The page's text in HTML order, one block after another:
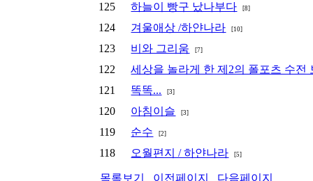
125 하늘이 빵구 났나부다 [8]
124 겨울애상 /하얀나라 [10]
123 비와 그리움 [7]
122
세상을 놀라게 한 제2의 폴포츠 수전
121
똑똑... [3]
120 아침이슬 [3]
119 순수 [2]
118 오월편지 / 하얀나라 [5]
목록보기 이전페이지 다음페이지